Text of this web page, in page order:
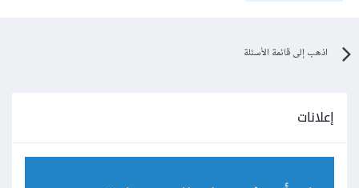
اذهب إلى قائمة الأسئلة
إعلانات